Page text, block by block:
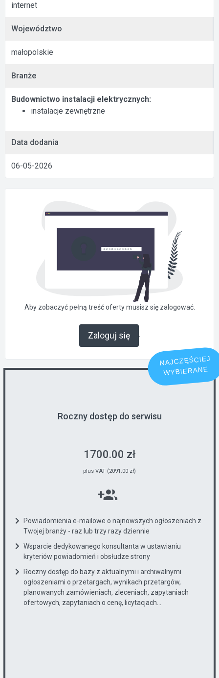
internet
Województwo
małopolskie
Branże
Budownictwo instalacji elektrycznych:
instalacje zewnętrzne
Data dodania
06-05-2026
Aby zobaczyć pełną treść oferty musisz się zalogować.
Zaloguj się .
NAJCZĘŚCIEJ
WYBIERANE
Roczny dostęp do serwisu
1700.00 zł
plus VAT (2091.00 zł)
Powiadomienia e-mailowe o najnowszych ogłoszeniach z
Twojej branży - raz lub trzy razy dziennie
Wsparcie dedykowanego konsultanta w ustawianiu
kryteriów powiadomień i obsłudze strony
Roczny dostęp do bazy z aktualnymi i archiwalnymi
ogłoszeniami o przetargach, wynikach przetargów,
planowanych zamówieniach, zleceniach, zapytaniach
ofertowych, zapytaniach o cenę, licytacjach...